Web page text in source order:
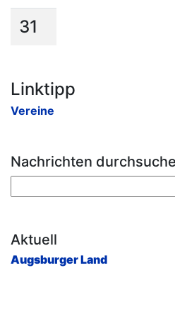
31
Linktipp
Vereine
Nachrichten
Aktuell
Augsburger Land